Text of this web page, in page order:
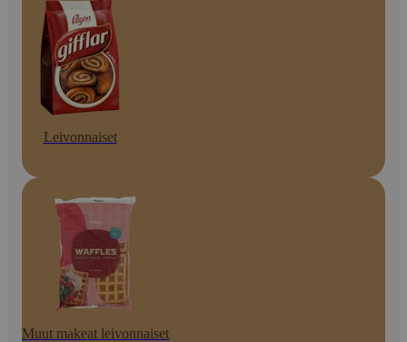
Leivonnaiset
Muut makeat leivonnaiset